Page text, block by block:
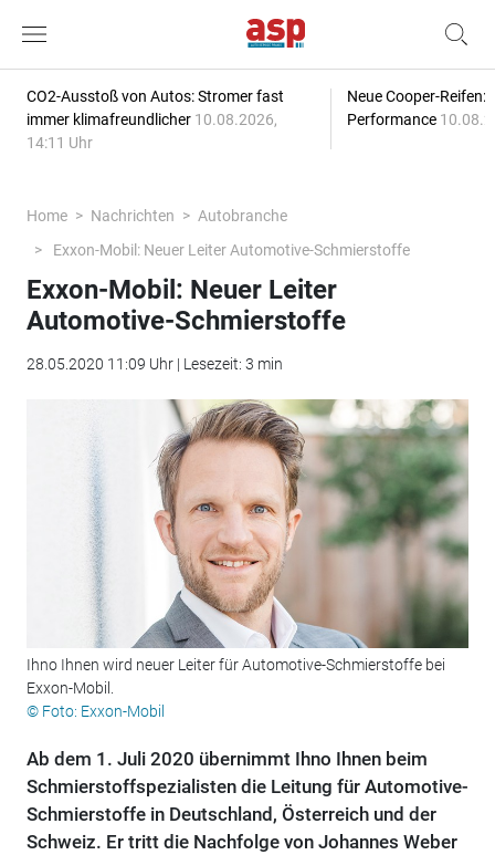
CO2-Ausstoß von Autos: Stromer fast
immer klimafreundlicher 10.08.2026,
14:11 Uhr
Neue Cooper-Reifen:
Performance
Home Nachrichten
Autobranche
Exxon-Mobil: Neuer Leiter Automotive-Schmierstoffe
Exxon-Mobil: Neuer Leiter
Automotive-Schmierstoffe
28.05.2020 11:09 Uhr | Lesezeit: 3 min
Ihno Ihnen wird neuer Leiter für Automotive-Schmierstoffe bei
Exxon-Mobil.
© Foto: Exxon-Mobil
Ab dem 1. Juli 2020 übernimmt Ihno Ihnen beim
Schmierstoffspezialisten die Leitung für Automotive-
Schmierstoffe in Deutschland, Österreich und der
Schweiz. Er tritt die Nachfolge von Johannes Weber